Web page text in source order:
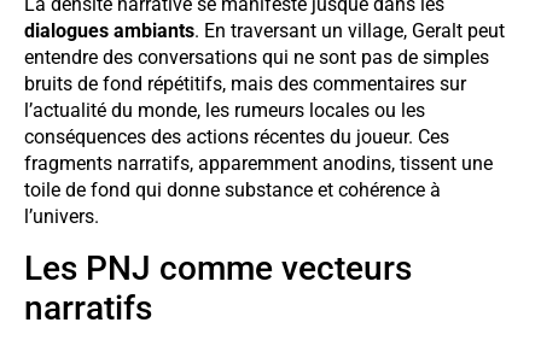
dialogues ambiants. En traversant un village, Geralt peut
entendre des conversations qui ne sont pas de simples
bruits de fond répétitifs, mais des commentaires sur
l’actualité du monde, les rumeurs locales ou les
conséquences des actions récentes du joueur. Ces
fragments narratifs, apparemment anodins, tissent une
toile de fond qui donne substance et cohérence à
l’univers.
Les PNJ comme vecteurs
narratifs